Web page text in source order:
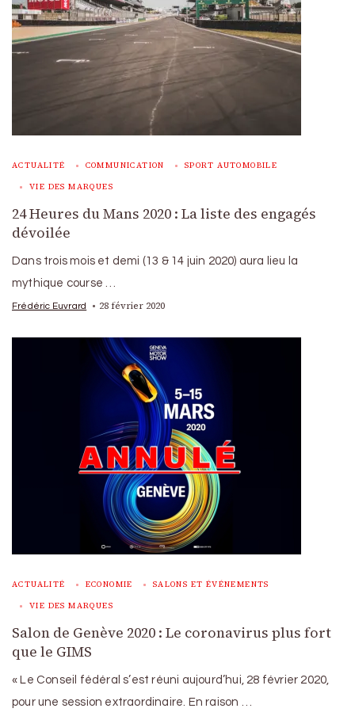
ACTUALITÉ COMMUNICATION SPORT AUTOMOBILE
VIE DES MARQUES
24 Heures du Mans 2020 : La liste des engagés
dévoilée
Dans trois mois et demi (13 & 14 juin 2020) aura lieu la
mythique course …
Frédéric Euvrard 28 février 2020
ACTUALITÉ ECONOMIE SALONS ET ÉVÉNEMENTS
VIE DES MARQUES
Salon de Genève 2020 : Le coronavirus plus fort
que le GIMS
« Le Conseil fédéral s’est réuni aujourd’hui, 28 février 2020,
pour une session extraordinaire. En raison …